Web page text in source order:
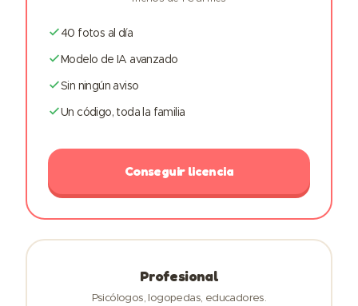
40 fotos al día
Modelo de IA avanzado
Sin ningún aviso
Un código, toda la familia
Conseguir licencia
Profesional
Psicólogos, logopedas, educadores.